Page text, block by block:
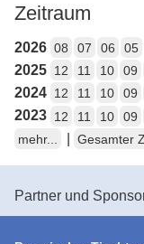
Zeitraum
2026 08 07 06 05
2025 12 11 10 09
2024 12 11 10 09
2023 12 11 10 09
mehr...
Gesamter
Partner und